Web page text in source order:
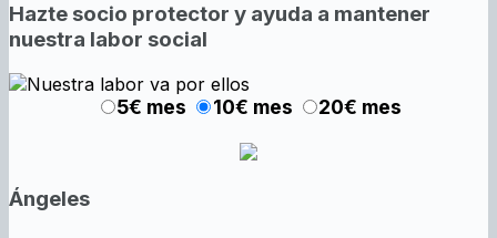
Hazte socio protector y ayuda a mantener
nuestra labor social
5€ mes 10€ mes 20€ mes
Ángeles